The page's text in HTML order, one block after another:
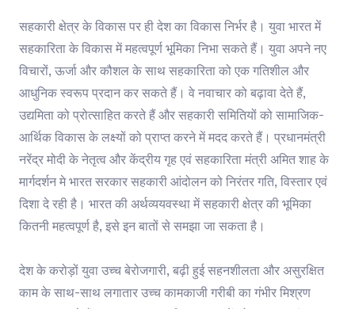
सहकारी क्षेत्र के विकास पर ही देश का विकास निर्भर है। युवा भारत में
सहकारिता के विकास में महत्वपूर्ण भूमिका निभा सकते हैं। युवा अपने नए
विचारों, ऊर्जा और कौशल के साथ सहकारिता को एक गतिशील और
आधुनिक स्वरूप प्रदान कर सकते हैं। वे नवाचार को बढ़ावा देते हैं,
उद्यमिता को प्रोत्साहित करते हैं और सहकारी समितियों को सामाजिक-
आर्थिक विकास के लक्ष्यों को प्राप्त करने में मदद करते हैं। प्रधानमंत्री
नरेंद्र मोदी के नेतृत्व और केंद्रीय गृह एवं सहकारिता मंत्री अमित शाह के
मार्गदर्शन मे भारत सरकार सहकारी आंदोलन को निरंतर गति, विस्तार एवं
दिशा दे रही है। भारत की अर्थव्ययवस्था में सहकारी क्षेत्र की भूमिका
कितनी महत्वपूर्ण है, इसे इन बातों से समझा जा सकता है।
देश के करोड़ों युवा उच्च बेरोजगारी, बढ़ी हुई सहनशीलता और असुरक्षित
काम के साथ-साथ लगातार उच्च कामकाजी गरीबी का गंभीर मिश्रण